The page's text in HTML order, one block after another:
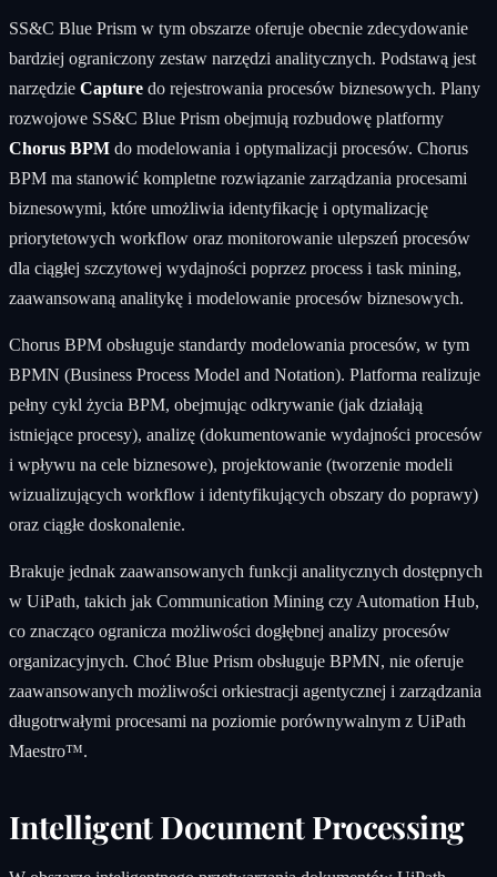
SS&C Blue Prism w tym obszarze oferuje obecnie zdecydowanie
bardziej ograniczony zestaw narzędzi analitycznych. Podstawą jest
narzędzie Capture do rejestrowania procesów biznesowych. Plany
rozwojowe SS&C Blue Prism obejmują rozbudowę platformy
Chorus BPM do modelowania i optymalizacji procesów. Chorus
BPM ma stanowić kompletne rozwiązanie zarządzania procesami
biznesowymi, które umożliwia identyfikację i optymalizację
priorytetowych workflow oraz monitorowanie ulepszeń procesów
dla ciągłej szczytowej wydajności poprzez process i task mining,
zaawansowaną analitykę i modelowanie procesów biznesowych.
Chorus BPM obsługuje standardy modelowania procesów, w tym
BPMN (Business Process Model and Notation). Platforma realizuje
pełny cykl życia BPM, obejmując odkrywanie (jak działają
istniejące procesy), analizę (dokumentowanie wydajności procesów
i wpływu na cele biznesowe), projektowanie (tworzenie modeli
wizualizujących workflow i identyfikujących obszary do poprawy)
oraz ciągłe doskonalenie.
Brakuje jednak zaawansowanych funkcji analitycznych dostępnych
w UiPath, takich jak Communication Mining czy Automation Hub,
co znacząco ogranicza możliwości dogłębnej analizy procesów
organizacyjnych. Choć Blue Prism obsługuje BPMN, nie oferuje
zaawansowanych możliwości orkiestracji agentycznej i zarządzania
długotrwałymi procesami na poziomie porównywalnym z UiPath
Maestro™.
Intelligent Document Processing